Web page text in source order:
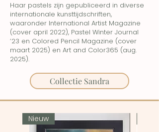
Haar pastels zijn gepubliceerd in diverse
internationale kunsttijdschriften,
waaronder International Artist Magazine
(cover april 2022), Pastel Winter Journal
’23 en Colored Pencil Magazine (cover
maart 2025) en Art and Color365 (aug.
2025).
Collectie Sandra
Nieuw